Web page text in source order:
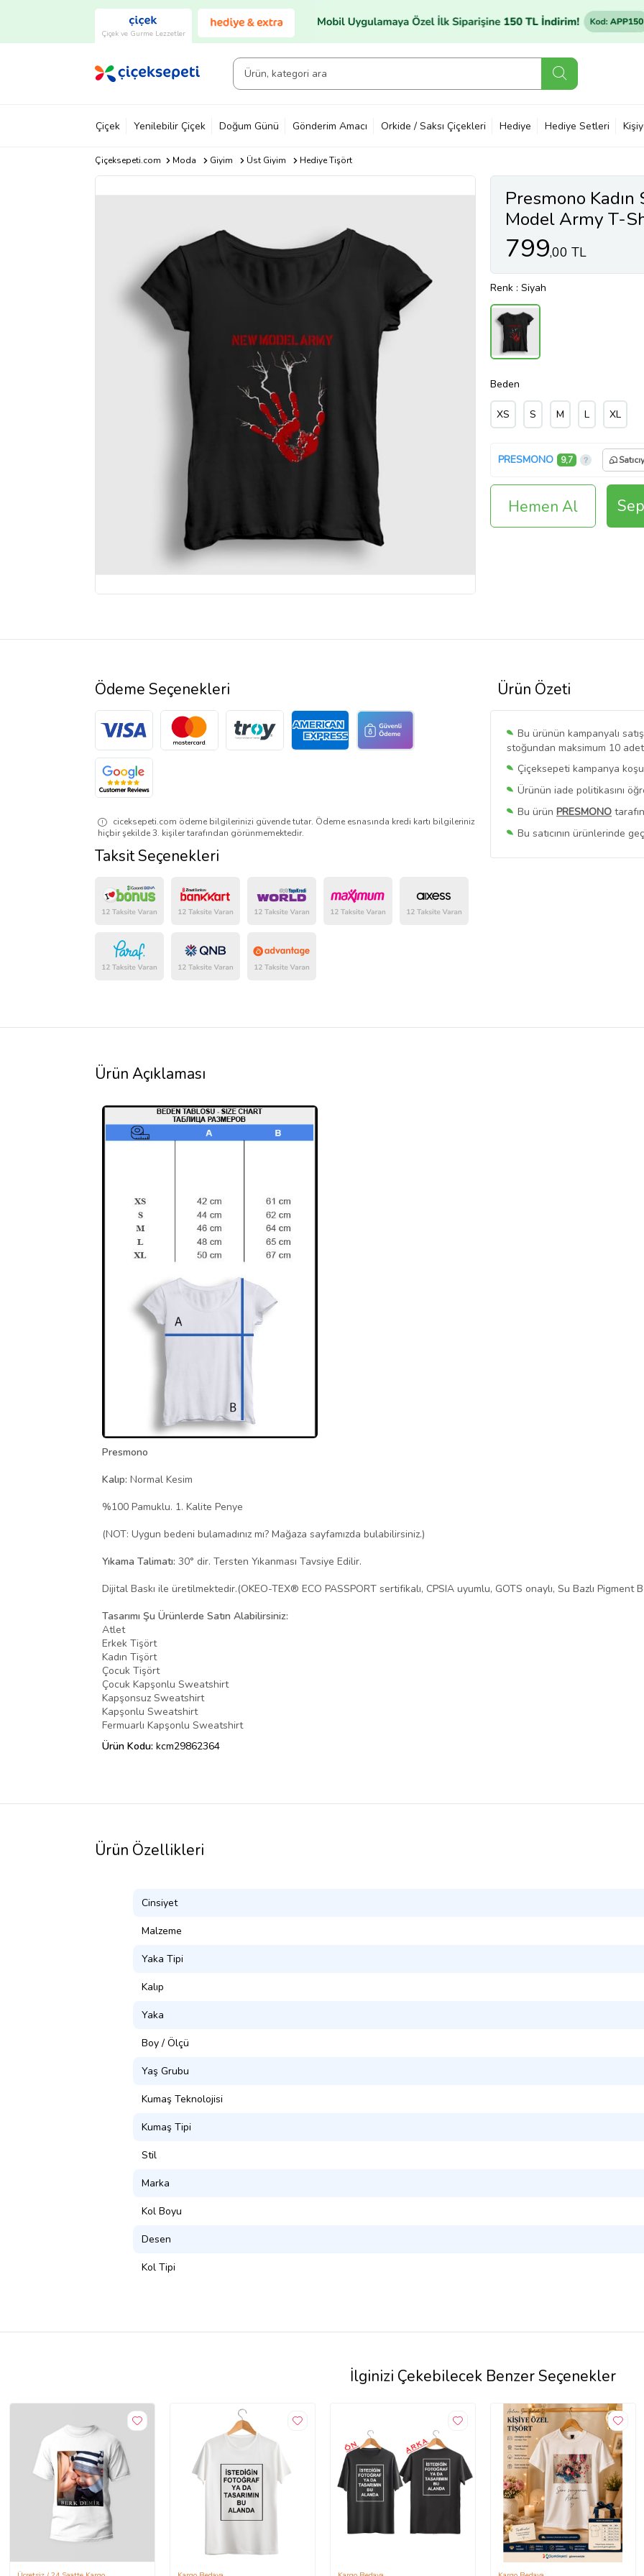
Çiçek ve Gurme Lezzetler
Çiçek Yenilebilir Çiçek Doğum Günü Gönderim Amacı Orkide / Saksı Çiçekleri Hediye Hediye Setleri
Çiçeksepeti.com Moda Giyim Üst Giyim Hediye Tişört
Presmono
Model Army T-
799,00 TL
Renk : Siyah
Beden
XS S M L XL
PRESMONO 9,7
Hemen Al
Ürün Özeti
Bu ürünün kampanyalı
stoğundan maksimum 10
Çiçeksepeti kampanya
Ürünün iade politikasını
Bu ürün PRESMONO
Bu satıcının ürünlerinde
Bu SatıcınınTüm
Ödeme Seçenekleri
ciceksepeti.com ödeme bilgilerinizi güvende tutar. Ödeme esnasında kredi kartı bilgileriniz
hiçbir şekilde 3. kişiler tarafından görünmemektedir.
Taksit Seçenekleri
Ürün Açıklaması
Presmono
Kalıp: Normal Kesim
%100 Pamuklu. 1. Kalite Penye
(NOT: Uygun bedeni bulamadınız mı? Mağaza sayfamızda bulabilirsiniz.)
Yıkama Talimatı: 30° dir. Tersten Yıkanması Tavsiye Edilir.
Dijital Baskı ile üretilmektedir.(OKEO-TEX® ECO PASSPORT sertifikalı, CPSIA uyumlu, GOTS onaylı, Su Bazlı Pigment
Tasarımı Şu Ürünlerde Satın Alabilirsiniz:
Atlet
Erkek Tişört
Kadın Tişört
Çocuk Tişört
Çocuk Kapşonlu Sweatshirt
Kapşonsuz Sweatshirt
Kapşonlu Sweatshirt
Fermuarlı Kapşonlu Sweatshirt
Ürün Kodu: kcm29862364
Ürün Özellikleri
Cinsiyet
Malzeme
Yaka Tipi
Kalıp
Yaka
Boy / Ölçü
Yaş Grubu
Kumaş Teknolojisi
Kumaş Tipi
Stil
Marka
Kol Boyu
Desen
Kol Tipi
İlginizi Çekebilecek Benzer Seçenekler